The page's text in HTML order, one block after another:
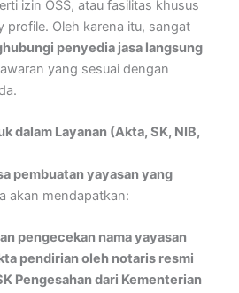
izin OSS, atau fasilitas khusus
profile. Oleh karena itu, sangat
penyedia jasa langsung
yang sesuai dengan
dalam Layanan (Akta, SK, NIB,
pembuatan yayasan yang
akan mendapatkan:
pengecekan nama yayasan
pendirian oleh notaris resmi
Pengesahan dari Kementerian